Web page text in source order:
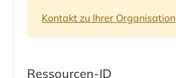
Kontakt zu Ihrer Organisation
Ressourcen-ID